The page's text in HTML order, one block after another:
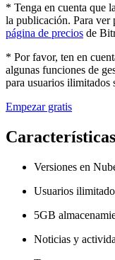
* Tenga en cuenta que
la publicación. Para ver
página de precios de
* Por favor, ten en
algunas funciones de
para usuarios ilimitados
Empezar gratis
Versiones en
Usuarios
5GB
Noticias y